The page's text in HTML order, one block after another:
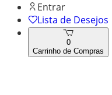
Entrar
Lista de Desejos
0
Carrinho de Compras